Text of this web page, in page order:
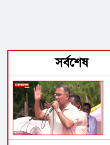
সর্বশেষ